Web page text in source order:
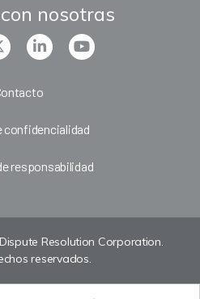
nosotras
confidencialidad
responsabilidad
Resolution Corporation.
reservados.